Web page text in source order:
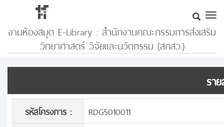
งานห้องสมุด E-Library : สำนักงานคณะกรรมการส่งเสริม
วิทยาศาสตร์ วิจัยและนวัตกรรม (สกสว.)
รา
รหัสโครงการ :
RDG5010011